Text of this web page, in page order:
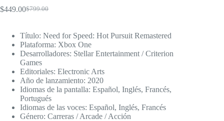
$799.00
El
original
era:
$799.00.
$449.00El
actual
es:
$449.00.
Título: Need for Speed: Hot Pursuit Remastered
Plataforma: Xbox One
Desarrolladores: Stellar Entertainment / Criterion
Games
Editoriales: Electronic Arts
Año de lanzamiento: 2020
Idiomas de la pantalla: Español, Inglés, Francés,
Portugués
Idiomas de las voces: Español, Inglés, Francés
Género: Carreras / Arcade / Acción